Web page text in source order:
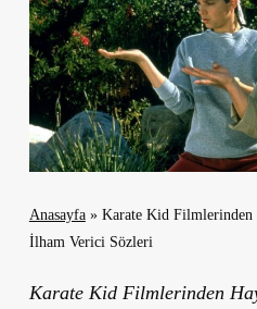
Anasayfa» Karate Kid
İlham Verici Sözleri
Karate Kid Filmlerinden